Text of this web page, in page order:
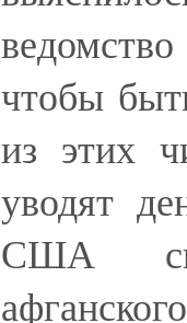
чтобы
из этих
уводят
США